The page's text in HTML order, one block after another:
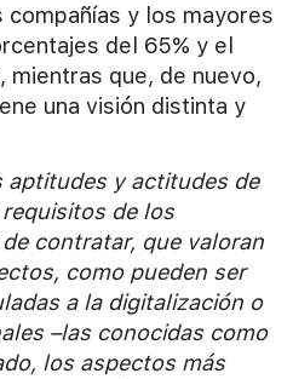
compañías y los mayores
del 65% y el
mientras que, de nuevo,
una visión distinta y
aptitudes y actitudes de
de los
contratar, que valoran
como pueden ser
a la digitalización o
–las conocidas como
los aspectos más